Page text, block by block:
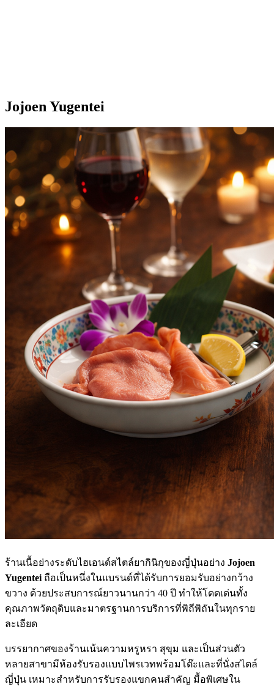
Jojoen Yugentei
ร้านเนื้อย่างระดับไฮเอนด์สไตล์ยากินิกุของญี่ปุ่นอย่าง Jojoen
Yugentei ถือเป็นหนึ่งในแบรนด์ที่ได้รับการยอมรับอย่างกว้าง
ขวาง ด้วยประสบการณ์ยาวนานกว่า 40 ปี ทำให้โดดเด่นทั้ง
คุณภาพวัตถุดิบและมาตรฐานการบริการที่พิถีพิถันในทุกราย
ละเอียด
บรรยากาศของร้านเน้นความหรูหรา สุขุม และเป็นส่วนตัว
หลายสาขามีห้องรับรองแบบไพรเวทพร้อมโต๊ะและที่นั่งสไตล์
ญี่ปุ่น เหมาะสำหรับการรับรองแขกคนสำคัญ มื้อพิเศษใน